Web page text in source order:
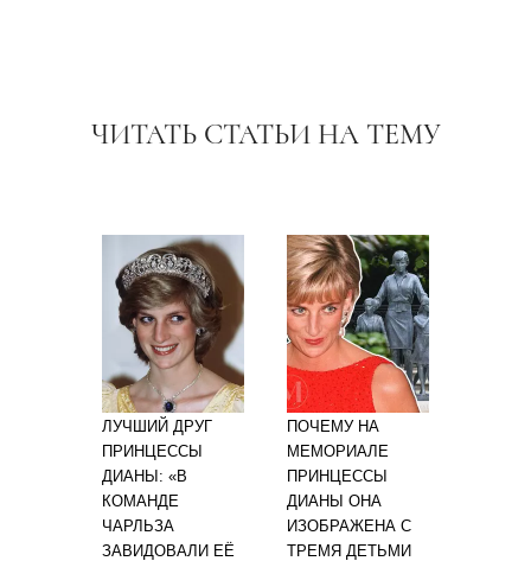
ЧИТАТЬ СТАТЬИ НА ТЕМУ
ЛУЧШИЙ ДРУГ
ПРИНЦЕССЫ
ДИАНЫ: «В
КОМАНДЕ
ЧАРЛЬЗА
ЗАВИДОВАЛИ ЕЁ
ПОЧЕМУ НА
МЕМОРИАЛЕ
ПРИНЦЕССЫ
ДИАНЫ ОНА
ИЗОБРАЖЕНА С
ТРЕМЯ ДЕТЬМИ